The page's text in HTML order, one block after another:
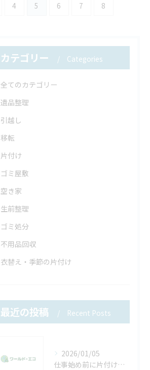
4 5 6 7 8
カテゴリー Categories
全てのカテゴリー
遺品整理
引越し
移転
片付け
ゴミ屋敷
空き家
生前整理
ゴミ処分
不用品回収
衣替え・季節の片付け
最近の投稿 Recent Posts
2026/01/05
仕事始め前に片付けたい不用品。年末年始で溜まった物をリセットしませんか？